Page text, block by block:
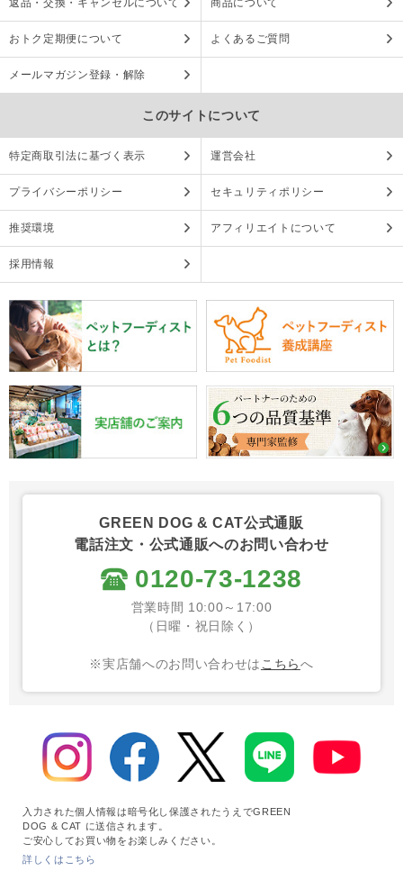
返品・交換・キャンセルについて 商品について
おトク定期便について よくあるご質問
メールマガジン登録・解除
このサイトについて
特定商取引法に基づく表示 運営会社
プライバシーポリシー セキュリティポリシー
推奨環境 アフィリエイトについて
採用情報
GREEN DOG & CAT公式通販
電話注文・公式通販へのお問い合わせ
0120-73-1238
営業時間 10:00～17:00
（日曜・祝日除く）
※実店舗へのお問い合わせは こちらへ
入力された個人情報は暗号化し保護されたうえでGREEN
DOG & CAT に送信されます。
ご安心してお買い物をお楽しみください。
詳しくはこちら